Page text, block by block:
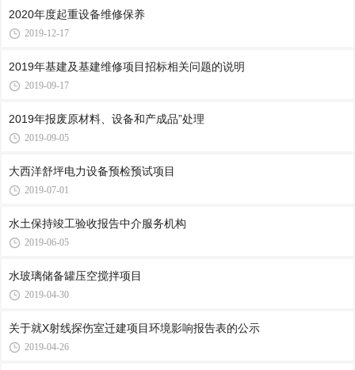
2020年度起重设备维修保养
2019-12-17
2019年基建及基建维修项目招标相关问题的说明
2019-09-17
2019年报废原材料、设备和产成品”处理
2019-09-05
大西洋舒坪电力设备预检预试项目
2019-07-01
水土保持竣工验收报告中介服务机构
2019-06-05
水玻璃储备罐压空搅拌项目
2019-04-30
关于就X射线探伤室迁建项目环境影响报告表的公示
2019-04-26